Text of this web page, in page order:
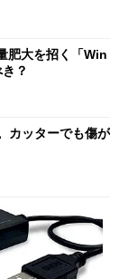
肥大を招く「Win
？
カッターでも傷が